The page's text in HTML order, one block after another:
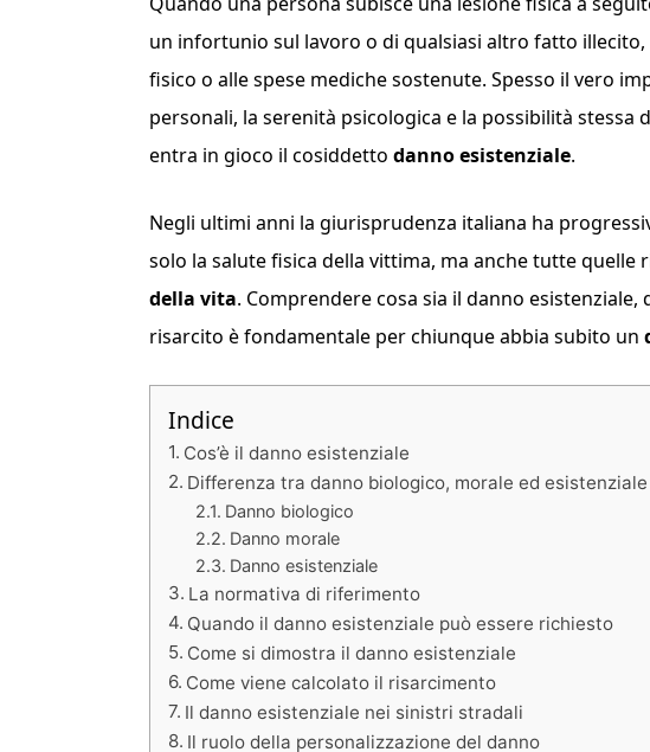
un infortunio sul lavoro o di qualsiasi altro fatto
fisico o alle spese mediche sostenute. Spesso il vero
personali, la serenità psicologica e la possibilità
entra in gioco il cosiddetto danno esistenziale.
Negli ultimi anni la giurisprudenza italiana ha
solo la salute fisica della vittima, ma anche tutte quelle
della vita. Comprendere cosa sia il danno
risarcito è fondamentale per chiunque abbia subito un
Indice
Cos’è il danno esistenziale
Differenza tra danno biologico, morale ed esistenziale
Danno biologico
Danno morale
Danno esistenziale
La normativa di riferimento
Quando il danno esistenziale può essere richiesto
Come si dimostra il danno esistenziale
Come viene calcolato il risarcimento
Il danno esistenziale nei sinistri stradali
Il ruolo della personalizzazione del danno